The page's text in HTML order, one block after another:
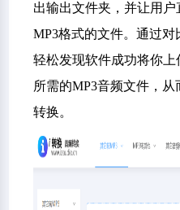
出输出文件夹，并让用
MP3格式的文件。通过
轻松发现软件成功将你
所需的MP3音频文件，
转换。